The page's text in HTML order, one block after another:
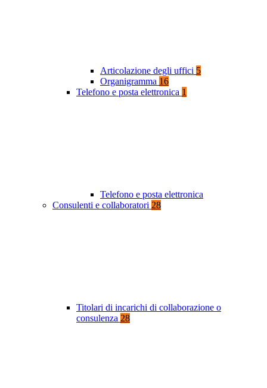
Articolazione degli uffici 5
Organigramma 16
Telefono e posta elettronica 1
Telefono e posta elettronica
Consulenti e collaboratori 28
Titolari di incarichi di collaborazione o
consulenza 28